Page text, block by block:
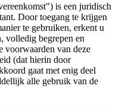
is een juridisch
Door toegang te krijgen
te gebruiken, erkent u
volledig begrepen en
voorwaarden van deze
(dat hierin door
gaat met enig deel
alle gebruik van de